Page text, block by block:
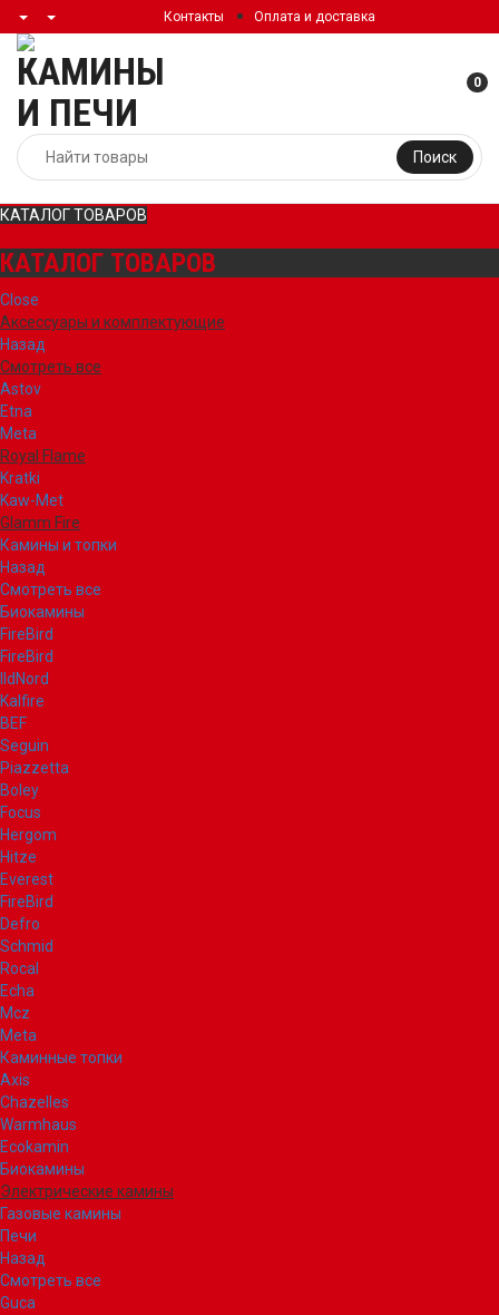
Контакты Оплата и доставка
Поиск
0
КАТАЛОГ ТОВАРОВ
КАТАЛОГ ТОВАРОВ
Close
Аксессуары и комплектующие
Назад
Смотреть все
Astov
Etna
Meta
Royal Flame
Kratki
Kaw-Met
Glamm Fire
Камины и топки
Назад
Смотреть все
Биокамины
FireBird
FireBird
IldNord
Kalfire
BEF
Seguin
Piazzetta
Boley
Focus
Hergom
Hitze
Everest
FireBird
Defro
Schmid
Rocal
Echa
Mcz
Meta
Каминные топки
Axis
Chazelles
Warmhaus
Ecokamin
Биокамины
Электрические камины
Газовые камины
Печи
Назад
Смотреть все
Guca